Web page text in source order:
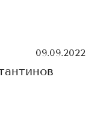
09.09.2022